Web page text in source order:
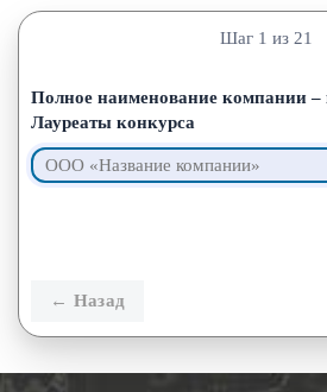
Шаг 1 из 21
Полное наименование компании –
Лауреаты конкурса
← Назад